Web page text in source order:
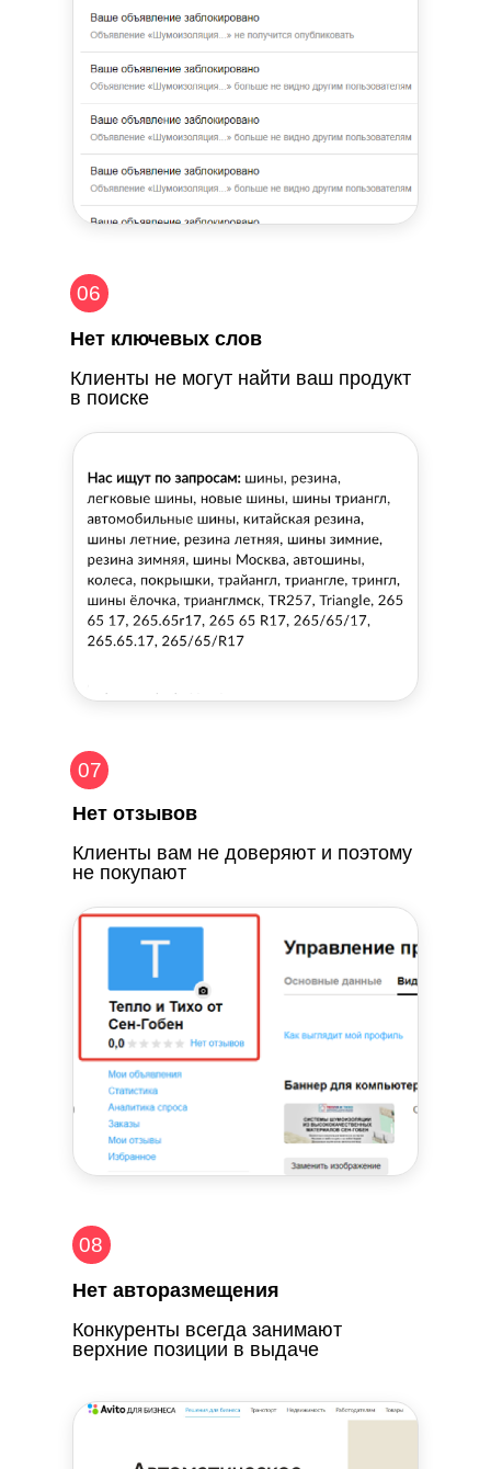
Нет отзывов
Клиенты вам не доверяют и поэтому
не покупают
07
Нет ключевых слов
Клиенты не могут найти ваш продукт
в поиске
06
Нет авторазмещения
Конкуренты всегда занимают
верхние позиции в выдаче
08